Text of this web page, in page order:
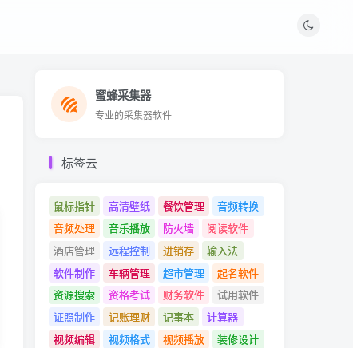
蜜蜂采集器
专业的采集器软件
蜜蜂采集器
专业的采集器软件
标签云
鼠标指针 高清壁纸 餐饮管理
音频转换
音频处理
音乐播放 防火墙
阅读软件
酒店管理
远程控制 进销存
输入法
软件制作
车辆管理 超市管理
起名软件
资源搜索
资格考试 财务软件
试用软件
证照制作
记账理财 记事本
计算器
视频编辑
视频格式 视频播放
装修设计